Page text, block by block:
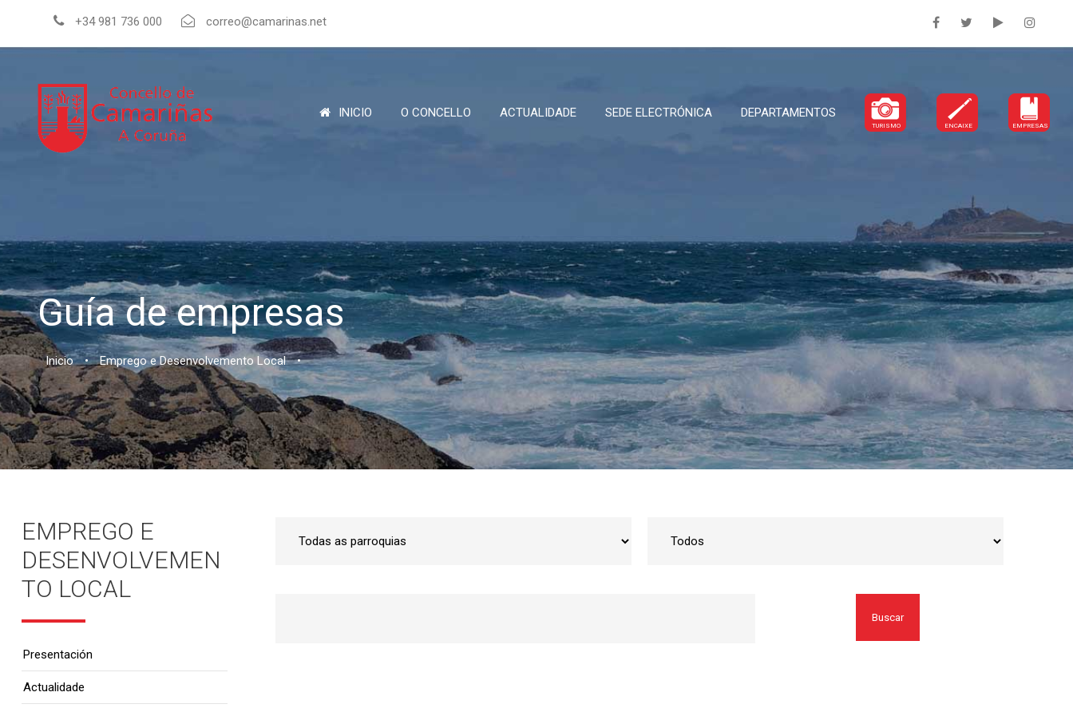
+34 981 736 000 correo@camarinas.net
INICIO O CONCELLO ACTUALIDADE SEDE ELECTRÓNICA DEPARTAMENTOS
TURISMO ENCAIXE EMPRESAS
Guía de empresas
Inicio • Emprego e Desenvolvemento Local •
Buscar
EMPREGO E
DESENVOLVEMEN
TO LOCAL
Presentación
Actualidade